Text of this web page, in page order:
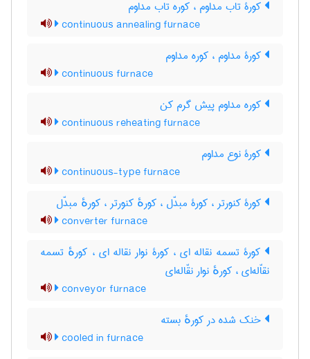
کورۀ تاب مداوم ، کوره تاب مداوم
continuous annealing furnace
کورۀ مداوم ، کوره مداوم
continuous furnace
کوره مداوم پیش گرم کن
continuous reheating furnace
کورۀ نوع مداوم
continuous-type furnace
کورۀ کنورتر ، کورۀ مبدّل ، کورهٔ کنورتر ، کورهٔ مبدّل
converter furnace
کورۀ تسمه نقاله ای ، کورۀ نوار نقاله ای ، کورهٔ تسمه
نقاّله‌ای ، کورهٔ نوار نقّاله‌ای
conveyor furnace
خنک شده در کورهٔ بسته
cooled in furnace